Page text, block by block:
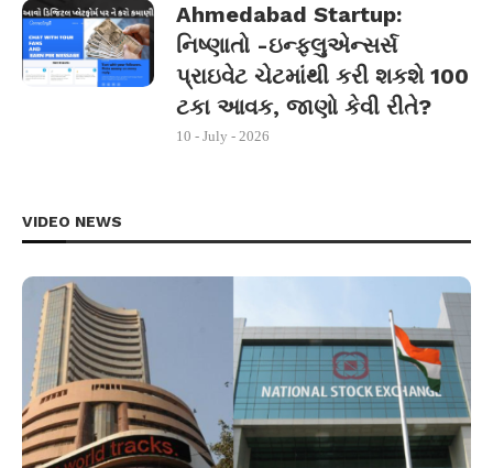
Ahmedabad Startup:
નિષ્ણાતો -ઇન્ફ્લુએન્સર્સ
પ્રાઇવેટ ચેટમાંથી કરી શકશે 100
ટકા આવક, જાણો કેવી રીતે?
10 - July - 2026
VIDEO NEWS